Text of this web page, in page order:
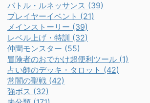
バトル・ルネッサンス (39)
プレイヤーイベント (21)
メインストーリー (39)
レベル上げ・特訓 (32)
仲間モンスター (55)
冒険者のおでかけ超便利ツール (1)
占い師のデッキ・タロット (42)
常闇の聖戦 (42)
強ボス (32)